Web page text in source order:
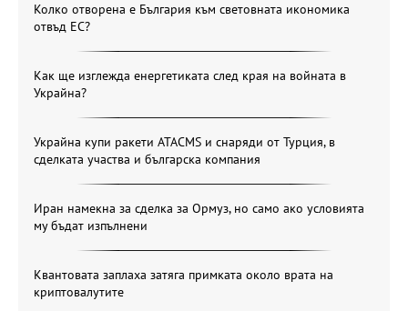
Колко отворена е България към световната икономика
отвъд ЕС?
Как ще изглежда енергетиката след края на войната в
Украйна?
Украйна купи ракети ATACMS и снаряди от Турция, в
сделката участва и българска компания
Иран намекна за сделка за Ормуз, но само ако условията
му бъдат изпълнени
Квантовата заплаха затяга примката около врата на
криптовалутите